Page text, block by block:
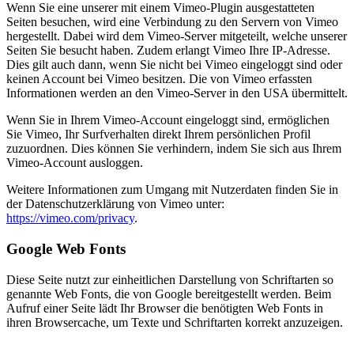
Wenn Sie eine unserer mit einem Vimeo-Plugin ausgestatteten
Seiten besuchen, wird eine Verbindung zu den Servern von Vimeo
hergestellt. Dabei wird dem Vimeo-Server mitgeteilt, welche unserer
Seiten Sie besucht haben. Zudem erlangt Vimeo Ihre IP-Adresse.
Dies gilt auch dann, wenn Sie nicht bei Vimeo eingeloggt sind oder
keinen Account bei Vimeo besitzen. Die von Vimeo erfassten
Informationen werden an den Vimeo-Server in den USA übermittelt.
Wenn Sie in Ihrem Vimeo-Account eingeloggt sind, ermöglichen
Sie Vimeo, Ihr Surfverhalten direkt Ihrem persönlichen Profil
zuzuordnen. Dies können Sie verhindern, indem Sie sich aus Ihrem
Vimeo-Account ausloggen.
Weitere Informationen zum Umgang mit Nutzerdaten finden Sie in
der Datenschutzerklärung von Vimeo unter:
https://vimeo.com/privacy.
Google Web Fonts
Diese Seite nutzt zur einheitlichen Darstellung von Schriftarten so
genannte Web Fonts, die von Google bereitgestellt werden. Beim
Aufruf einer Seite lädt Ihr Browser die benötigten Web Fonts in
ihren Browsercache, um Texte und Schriftarten korrekt anzuzeigen.